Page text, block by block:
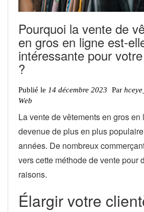
Pourquoi la vente de
en gros en ligne est-
intéressante pour
?
Publié le 14 décembre 2023 Par
Web
La vente de vêtements en gros en
devenue de plus en plus
années. De nombreux
vers cette méthode de vente pour
raisons.
Élargir votre